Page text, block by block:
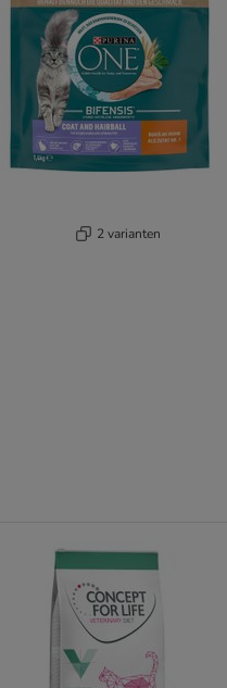
2 varianten